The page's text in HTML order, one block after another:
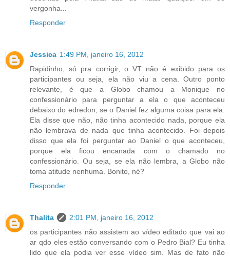
vergonha...
Responder
Jessica 1:49 PM, janeiro 16, 2012
Rapidinho, só pra corrigir, o VT não é exibido para os
participantes ou seja, ela não viu a cena. Outro ponto
relevante, é que a Globo chamou a Monique no
confessionário para perguntar a ela o que aconteceu
debaixo do edredon, se o Daniel fez alguma coisa para ela.
Ela disse que não, não tinha acontecido nada, porque ela
não lembrava de nada que tinha acontecido. Foi depois
disso que ela foi perguntar ao Daniel o que aconteceu,
porque ela ficou encanada com o chamado no
confessionário. Ou seja, se ela não lembra, a Globo não
toma atitude nenhuma. Bonito, né?
Responder
Thalita
2:01 PM, janeiro 16, 2012
os participantes não assistem ao vídeo editado que vai ao
ar qdo eles estão conversando com o Pedro Bial? Eu tinha
lido que ela podia ver esse vídeo sim. Mas de fato não